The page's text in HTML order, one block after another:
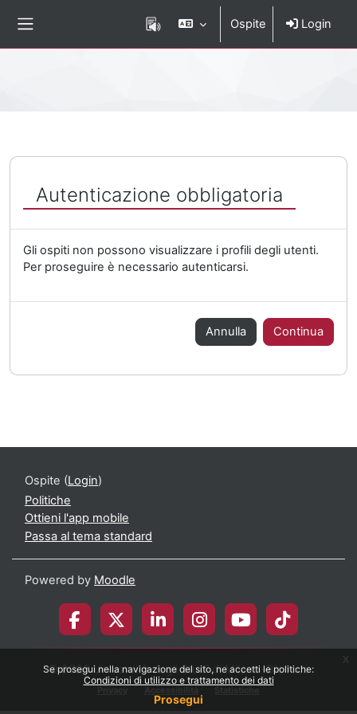
Se prosegui nella navigazione del sito, ne accetti le politiche:
Condizioni di utilizzo e trattamento dei dati
Prosegui
x
Ospite Login
Autenticazione obbligatoria
Gli ospiti non possono visualizzare i profili degli utenti.
Per proseguire è necessario autenticarsi.
Annulla Continua
Ospite (Login)
Politiche
Ottieni l'app mobile
Passa al tema standard
Powered by Moodle
© 2026 Università degli Studi di Milano-Bicocca